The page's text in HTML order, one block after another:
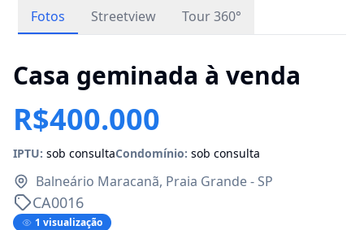
Fotos Streetview Tour 360°
Casa geminada à venda
R$400.000
IPTU: sob consultaCondomínio: sob consulta
Balneário Maracanã, Praia Grande - SP
CA0016
1 visualização